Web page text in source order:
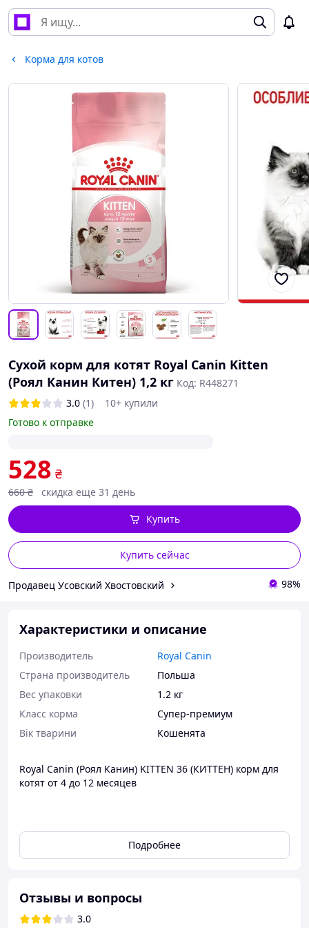
Корма для котов
Сухой корм для котят Royal Canin Kitten
(Роял Канин Китен) 1,2 кг Код: R448271
3.0 (1)
10+ купили
Готово к отправке
528 ₴
660 ₴ скидка еще 31 день
Купить сейчас
Купить
Продавец Усовский Хвостовский 98%
Характеристики и описание
Производитель
Royal Canin
Страна производитель
Польша
Вес упаковки
1.2 кг
Класс корма
Супер-премиум
Вік тварини
Кошенята
Royal Canin (Роял Канин) KITTEN 36 (КИТТЕН) корм для
котят от 4 до 12 месяцев
На протяжении периода роста пищеварительная
система котенка остается несовершенственной и
продолжает постепенно развиваться в течение еще
Подробнее
Отзывы и вопросы
3.0